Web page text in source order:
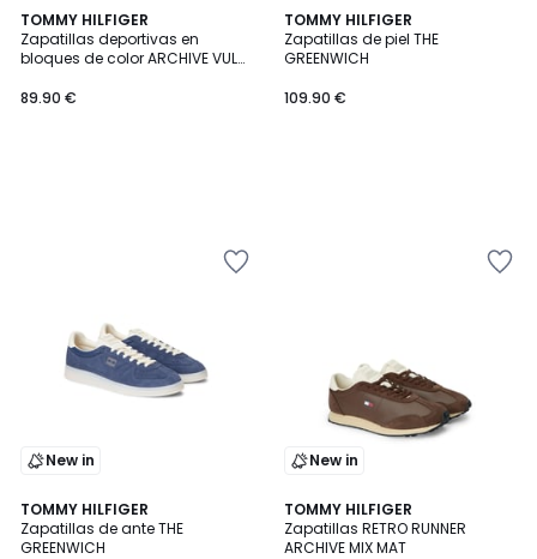
TOMMY HILFIGER
Zapatillas deportivas en
bloques de color ARCHIVE VULC
89.90 €
TOMMY HILFIGER
Zapatillas de piel THE
GREENWICH
109.90 €
New in
TOMMY HILFIGER
Zapatillas de ante THE
GREENWICH
2
Colores
New in
TOMMY HILFIGER
Zapatillas RETRO RUNNER
ARCHIVE MIX MAT